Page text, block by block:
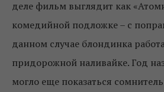
деле фильм выглядит как
комедийной подложке – с
данном случае блондинка
придорожной наливайке. Год
могло еще показаться